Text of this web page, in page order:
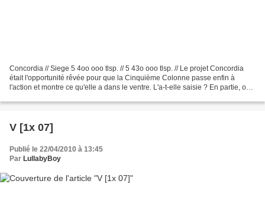
Concordia // Siege 5 4oo ooo tlsp. // 5 43o ooo tlsp. // Le projet Concordia
était l'opportunité rêvée pour que la Cinquième Colonne passe enfin à
l'action et montre ce qu'elle a dans le ventre. L'a-t-elle saisie ? En partie, oui.
V [1x 07]
Publié le 22/04/2010 à 13:45
Par LullabyBoy